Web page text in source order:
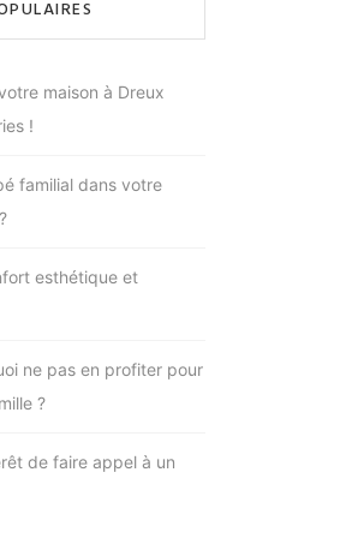
maison à Dreux
!
familial dans votre
esthétique et
ne pas en profiter pour
?
de faire appel à un